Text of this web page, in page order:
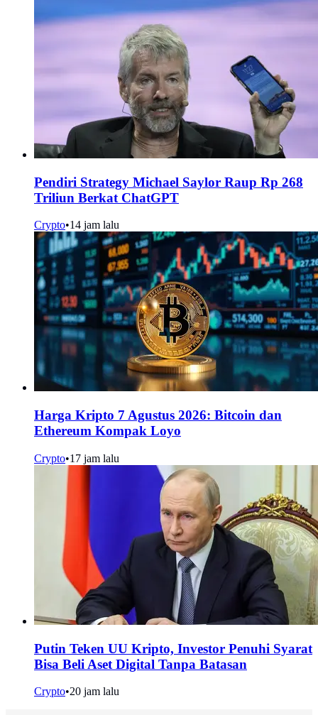
Pendiri Strategy Michael Saylor Raup Rp 268
Triliun Berkat ChatGPT
Crypto•14 jam lalu
Harga Kripto 7 Agustus 2026: Bitcoin dan
Ethereum Kompak Loyo
Crypto•17 jam lalu
Putin Teken UU Kripto, Investor Penuhi Syarat
Bisa Beli Aset Digital Tanpa Batasan
Crypto•20 jam lalu